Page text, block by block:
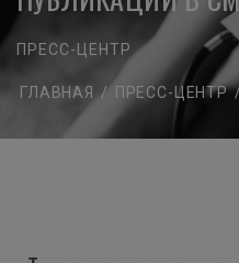
ПРЕСС-ЦЕНТР
ГЛАВНАЯ / ПРЕСС-ЦЕНТР